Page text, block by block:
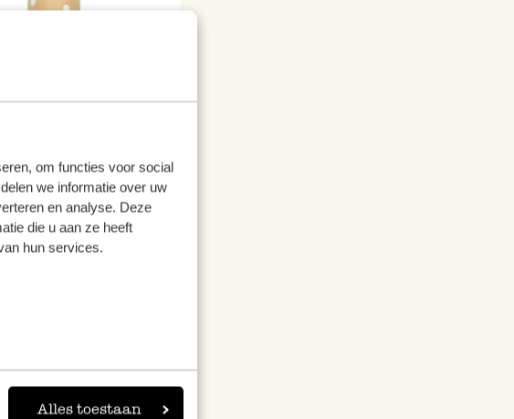
om functies voor social
we informatie over uw
en analyse. Deze
die u aan ze heeft
hun services.
Alles toestaan
FSC, moucheté points